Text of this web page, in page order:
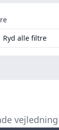
Ryd alle filtre